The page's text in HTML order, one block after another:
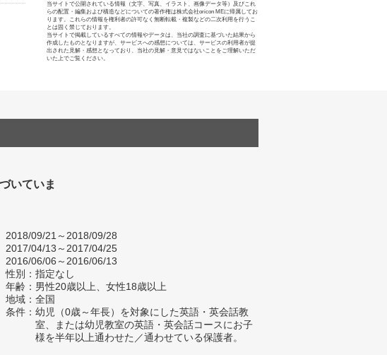
当サイトで公開されている情報（文字、写真、イラスト、画像データ等）及びこれ
らの配置・編集および構造などについての著作権は株式会社oricon MEに帰属してお
ります。これらの情報を権利者の許可なく無断転載・複製などの二次利用を行うこ
とは固く禁じております。
当サイトで掲載しているすべての情報やデータは、当社の調査に基づいた結果から
作成したものとなりますが、サービスへの感想については、サービスの利用者が提
出された見解・感想となっており、当社の見解・意見ではないことをご理解いただ
いた上でご覧ください。
いていま
2018/09/21～2018/09/28
2017/04/13～2017/04/25
2016/06/06～2016/06/13
性別：指定なし
年齢：男性20歳以上、女性18歳以上
地域：全国
条件：幼児（0歳～年長）を対象にした英語・英会話教
室、または幼児教室の英語・英会話コースにお子
様を半年以上通わせた／通わせている保護者。